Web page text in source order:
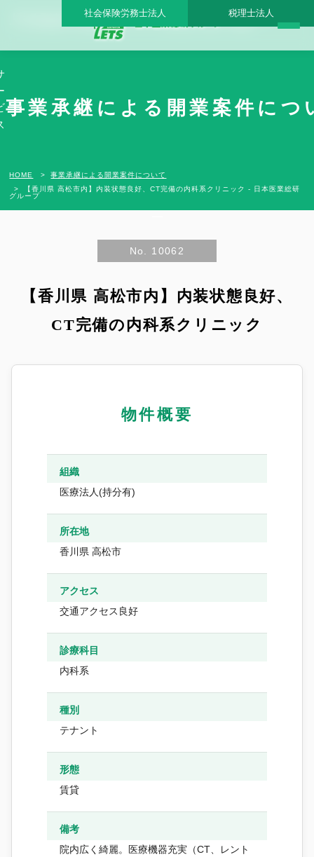
【香川県 高松市内】内装状態良好、CT完備の内科系クリニック - 日本医業総研グル
社会保険労務士法人 税理士法人
事業承継による開業案件につ
HOME
事業承継による開業案件について
【香川県 高松市内】内装状態良好、CT完備の内科系クリニック - 日本医業総研
グループ
No. 10062
【香川県 高松市内】内装状態良好、
CT完備の内科系クリニック
物件概要
組織
医療法人(持分有)
所在地
香川県 高松市
アクセス
交通アクセス良好
診療科目
内科系
種別
テナント
形態
賃貸
備考
院内広く綺麗。医療機器充実（CT、レント